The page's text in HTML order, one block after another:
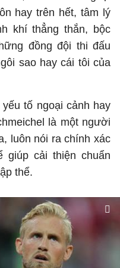
hay trên hết, tâm lý
khí thẳng thắn, bộc
đồng đội thi đấu
sao hay cái tôi của
tố ngoại cảnh hay
là một người
luôn nói ra chính xác
giúp cải thiện chuẩn
thể.